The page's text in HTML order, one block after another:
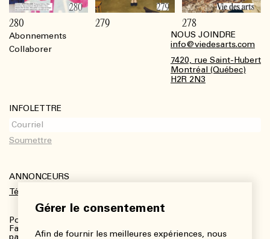
Gérer le consentement
Afin de fournir les meilleures expériences, nous
Abonnements
Collaborer
NOUS JOINDRE
info@viedesarts.com
7420, rue Saint-Hubert
Montréal (Québec)
H2R 2N3
INFOLETTRE
ANNONCEURS
Télécharger le kit média
Pour plus de renseignements :
Fanny Charbonneau, Responsable des communications,
280 279 278